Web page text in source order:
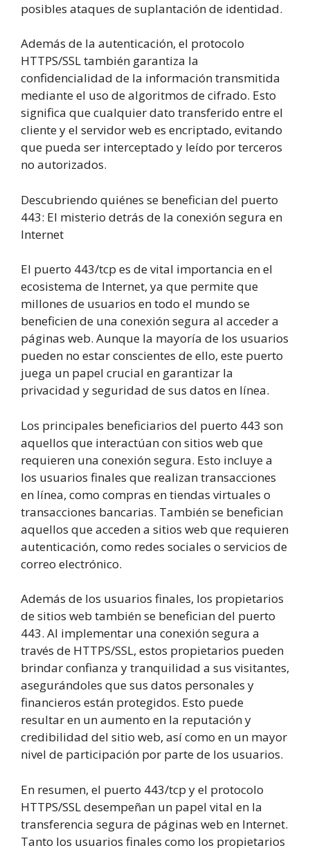
posibles ataques de suplantación de identidad.
Además de la autenticación, el protocolo
HTTPS/SSL también garantiza la
confidencialidad de la información transmitida
mediante el uso de algoritmos de cifrado. Esto
significa que cualquier dato transferido entre el
cliente y el servidor web es encriptado, evitando
que pueda ser interceptado y leído por terceros
no autorizados.
Descubriendo quiénes se benefician del puerto
443: El misterio detrás de la conexión segura en
Internet
El puerto 443/tcp es de vital importancia en el
ecosistema de Internet, ya que permite que
millones de usuarios en todo el mundo se
beneficien de una conexión segura al acceder a
páginas web. Aunque la mayoría de los usuarios
pueden no estar conscientes de ello, este puerto
juega un papel crucial en garantizar la
privacidad y seguridad de sus datos en línea.
Los principales beneficiarios del puerto 443 son
aquellos que interactúan con sitios web que
requieren una conexión segura. Esto incluye a
los usuarios finales que realizan transacciones
en línea, como compras en tiendas virtuales o
transacciones bancarias. También se benefician
aquellos que acceden a sitios web que requieren
autenticación, como redes sociales o servicios de
correo electrónico.
Además de los usuarios finales, los propietarios
de sitios web también se benefician del puerto
443. Al implementar una conexión segura a
través de HTTPS/SSL, estos propietarios pueden
brindar confianza y tranquilidad a sus visitantes,
asegurándoles que sus datos personales y
financieros están protegidos. Esto puede
resultar en un aumento en la reputación y
credibilidad del sitio web, así como en un mayor
nivel de participación por parte de los usuarios.
En resumen, el puerto 443/tcp y el protocolo
HTTPS/SSL desempeñan un papel vital en la
transferencia segura de páginas web en Internet.
Tanto los usuarios finales como los propietarios